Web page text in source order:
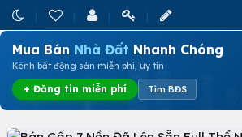
Mua Bán Nhà Đất Nhanh Chóng
Kênh bất động sản miễn phí, uy tín
+ Đăng tin miễn phí Tìm BĐS